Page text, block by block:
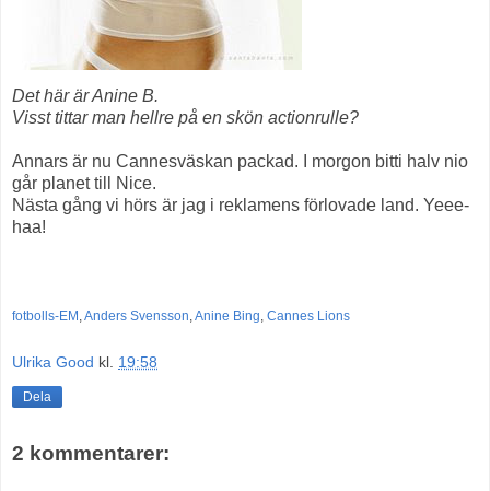
Det här är Anine B.
Visst tittar man hellre på en skön actionrulle?
Annars är nu Cannesväskan packad. I morgon bitti halv nio
går planet till Nice.
Nästa gång vi hörs är jag i reklamens förlovade land. Yeee-
haa!
fotbolls-EM ,Anders Svensson,Anine Bing, Cannes Lions
Ulrika Good kl. 19:58
Dela
2 kommentarer: